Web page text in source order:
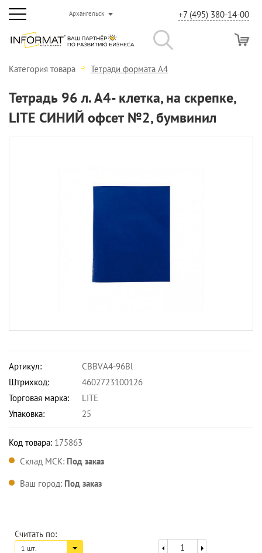
Архангельск +7 (495) 380-14-00
Категория товара Тетради формата А4
Тетрадь 96 л. А4- клетка, на скрепке,
LITE СИНИЙ офсет №2, бумвинил
Артикул:
CBBVА4-96Bl
Штрихкод:
4602723100126
Торговая марка:
LITE
Упаковка:
25
Код товара: 175863
Склад МСК: Под заказ
Ваш город: Под заказ
Считать по:
1 шт.